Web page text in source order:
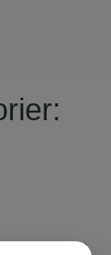
bange for at